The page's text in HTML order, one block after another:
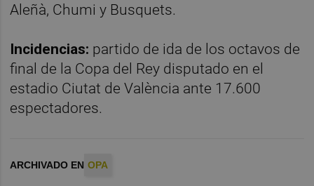
Aleñà, Chumi y Busquets.
Incidencias: partido de ida de los octavos de
final de la Copa del Rey disputado en el
estadio Ciutat de València ante 17.600
espectadores.
ARCHIVADO EN OPA